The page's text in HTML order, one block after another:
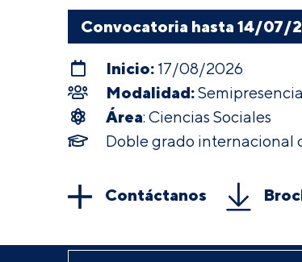
Convocatoria hasta 14/07/
Inicio: 17/08/2026
Modalidad:
Área: Ciencias Sociales
Doble grado internacional
Contáctanos